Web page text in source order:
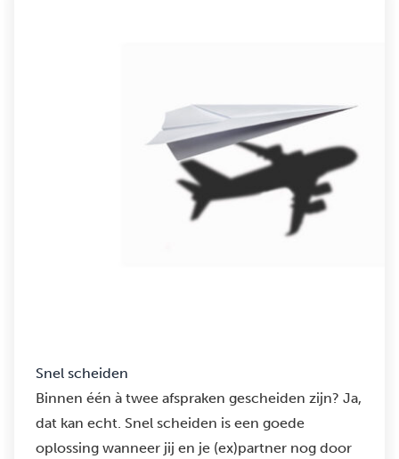
Snel scheiden
Binnen één à twee afspraken gescheiden zijn? Ja,
dat kan echt. Snel scheiden is een goede
oplossing wanneer jij en je (ex)partner nog door